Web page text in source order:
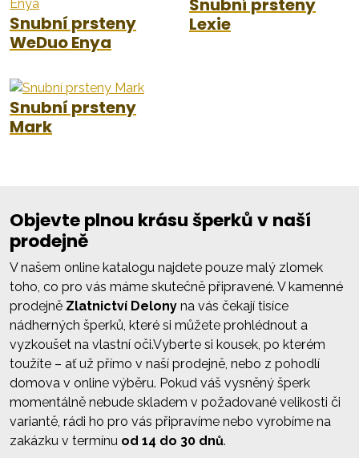
Snubní prsteny
WeDuo Enya
Snubní prsteny
Lexie
Snubní prsteny
Mark
Objevte plnou krásu šperků v naší
prodejně
V našem online katalogu najdete pouze malý zlomek
toho, co pro vás máme skutečně připravené. V kamenné
prodejně Zlatnictví Delony na vás čekají tisíce
nádherných šperků, které si můžete prohlédnout a
vyzkoušet na vlastní oči.Vyberte si kousek, po kterém
toužíte – ať už přímo v naší prodejně, nebo z pohodlí
domova v online výběru. Pokud váš vysněný šperk
momentálně nebude skladem v požadované velikosti či
variantě, rádi ho pro vás připravíme nebo vyrobíme na
zakázku v termínu od 14 do 30 dnů.